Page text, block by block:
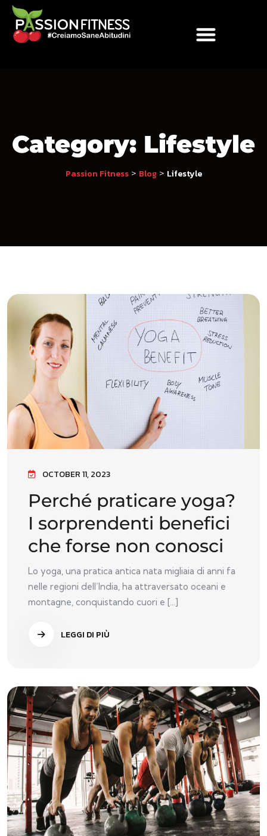
Category: Lifestyle
Passion Fitness> Blog> Lifestyle
OCTOBER 11, 2023
Perché praticare yoga?
I sorprendenti benefici
che forse non conosci
Lo yoga, una pratica antica nata migliaia di anni fa
nelle regioni dell’India, ha attraversato oceani e
montagne, conquistando cuori e [...]
LEGGI DI PIÙ